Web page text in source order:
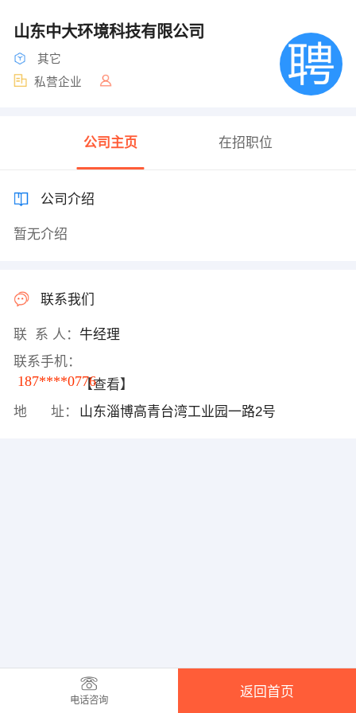
山东中大环境科技有限公司
其它
私营企业
公司主页 在招职位
公司介绍
暂无介绍
联系我们
联 系 人： 牛经理
联系手机：
187****0776【查看】
地 址：
山东淄博高青台湾工业园一路2号
电话咨询
返回首页